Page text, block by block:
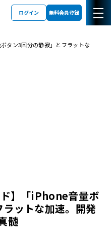
ログイン 無料会員登録
タン3回分の静寂」とフラットな
ド】「iPhone音量ボ
ットな加速。開発
髄